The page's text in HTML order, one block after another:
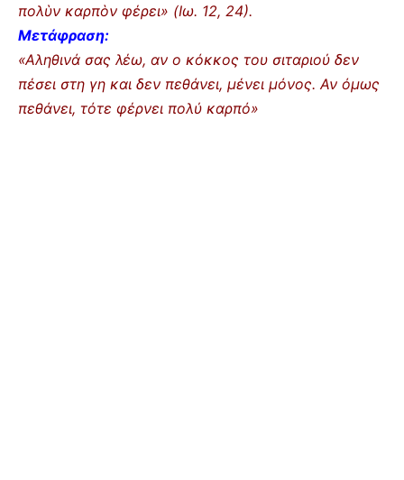
πολὺν καρπὸν φέρει» (Ιω. 12, 24).
Μετάφραση:
«Αληθινά σας λέω, αν ο κόκκος του σιταριού δεν
πέσει στη γη και δεν πεθάνει, μένει μόνος. Αν όμως
πεθάνει, τότε φέρνει πολύ καρπό»